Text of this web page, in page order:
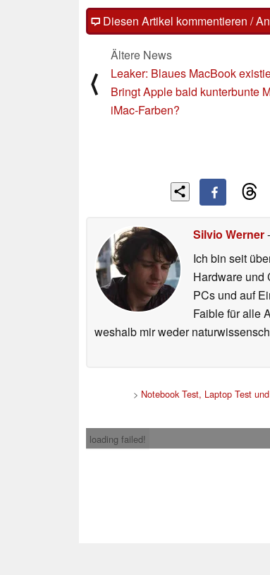
Diesen Artikel kommentieren /
⟨
Ältere News
Leaker: Blaues MacBook
Bringt Apple bald kunterbunte
iMac-Farben?
Silvio Werner
Ich bin seit
Hardware und
PCs und auf
Faible für alle
weshalb mir weder
> Notebook Test, Laptop Test
loading failed!